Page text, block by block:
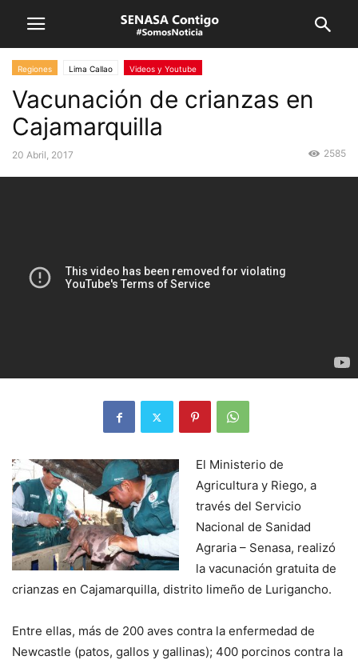
Regiones Lima Callao Videos y Youtube
Vacunación de crianzas en
Cajamarquilla
20 Abril, 2017 2585
El Ministerio de
Agricultura y Riego, a
través del Servicio
Nacional de Sanidad
Agraria – Senasa, realizó
la vacunación gratuita de
crianzas en Cajamarquilla, distrito limeño de Lurigancho.
Entre ellas, más de 200 aves contra la enfermedad de
Newcastle (patos, gallos y gallinas); 400 porcinos contra la